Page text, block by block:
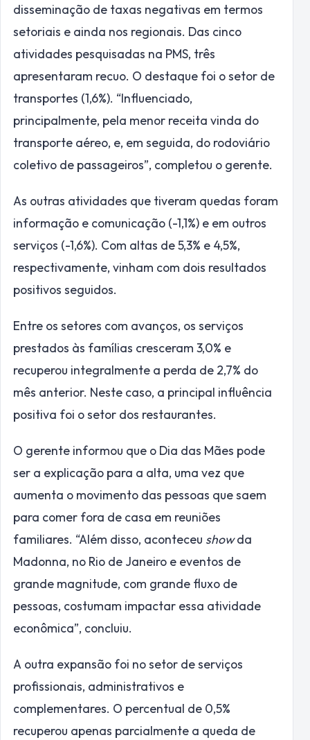
disseminação de taxas negativas em termos
setoriais e ainda nos regionais. Das cinco
atividades pesquisadas na PMS, três
apresentaram recuo. O destaque foi o setor de
transportes (1,6%). “Influenciado,
principalmente, pela menor receita vinda do
transporte aéreo, e, em seguida, do rodoviário
coletivo de passageiros”, completou o gerente.
As outras atividades que tiveram quedas foram
informação e comunicação (-1,1%) e em outros
serviços (-1,6%). Com altas de 5,3% e 4,5%,
respectivamente, vinham com dois resultados
positivos seguidos.
Entre os setores com avanços, os serviços
prestados às famílias cresceram 3,0% e
recuperou integralmente a perda de 2,7% do
mês anterior. Neste caso, a principal influência
positiva foi o setor dos restaurantes.
O gerente informou que o Dia das Mães pode
ser a explicação para a alta, uma vez que
aumenta o movimento das pessoas que saem
para comer fora de casa em reuniões
familiares. “Além disso, aconteceu showda
Madonna, no Rio de Janeiro e eventos de
grande magnitude, com grande fluxo de
pessoas, costumam impactar essa atividade
econômica”, concluiu.
A outra expansão foi no setor de serviços
profissionais, administrativos e
complementares. O percentual de 0,5%
recuperou apenas parcialmente a queda de